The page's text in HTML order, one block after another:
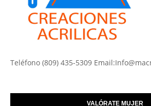
Teléfono (809) 435-5309
VALÓRATE MUJER